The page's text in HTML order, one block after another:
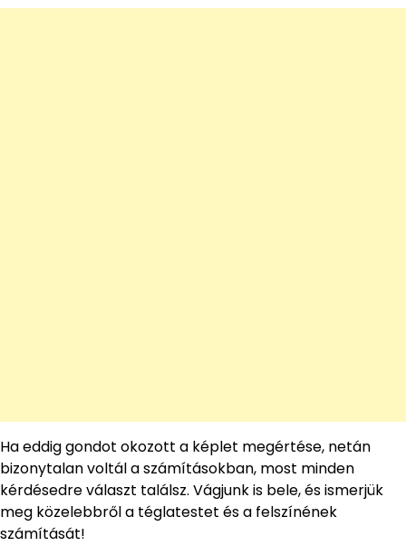
Ha eddig gondot okozott a képlet megértése, netán
bizonytalan voltál a számításokban, most minden
kérdésedre választ találsz. Vágjunk is bele, és ismerjük
meg közelebbről a téglatestet és a felszínének
számítását!